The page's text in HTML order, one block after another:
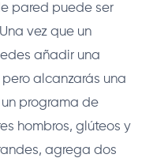
pared puede ser
vez que un
añadir una
alcanzarás una
programa de
hombros, glúteos y
agrega dos